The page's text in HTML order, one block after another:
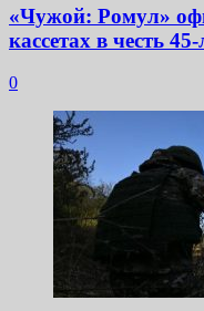
«Чужой: Ромул»
кассетах в честь
0